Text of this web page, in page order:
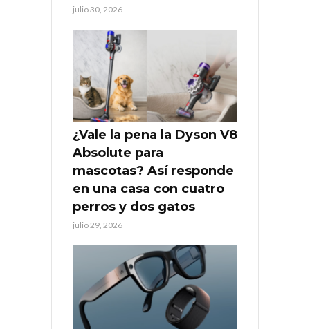
julio 30, 2026
¿Vale la pena la Dyson V8
Absolute para
mascotas? Así responde
en una casa con cuatro
perros y dos gatos
julio 29, 2026